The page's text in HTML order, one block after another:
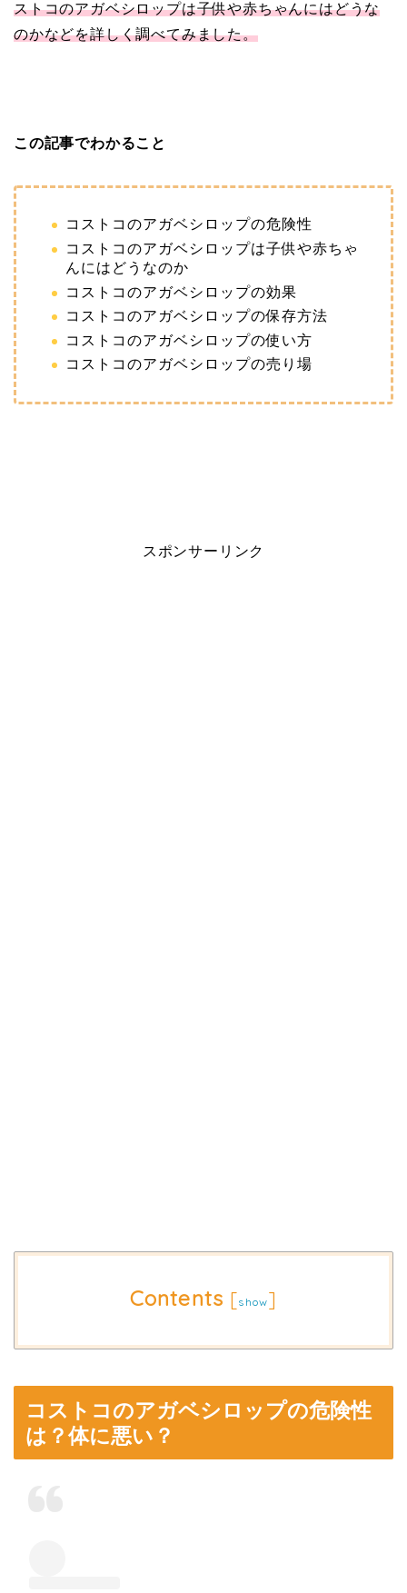
ストコのアガベシロップは子供や赤ちゃんにはどうな
のかなどを詳しく調べてみました。
この記事でわかること
コストコのアガベシロップの危険性
コストコのアガベシロップは子供や赤ちゃ
んにはどうなのか
コストコのアガベシロップの効果
コストコのアガベシロップの保存方法
コストコのアガベシロップの使い方
コストコのアガベシロップの売り場
スポンサーリンク
Contents [show]
コストコのアガベシロップの危険性
は？体に悪い？